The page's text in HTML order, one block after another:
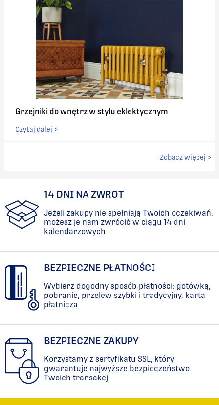
Grzejniki do wnętrz w stylu eklektycznym
Czytaj dalej >
Zobacz więcej >
14 DNI NA ZWROT
Jeżeli zakupy nie spełniają Twoich oczekiwań,
możesz je nam zwrócić w ciągu 14 dni
kalendarzowych
BEZPIECZNE PŁATNOŚCI
Wybierz dogodny sposób płatności: gotówką,
pobranie, przelew szybki i tradycyjny, karta
płatnicza
BEZPIECZNE ZAKUPY
Korzystamy z sertyfikatu SSL, który
gwarantuje najwyższe bezpieczeństwo
Twoich transakcji